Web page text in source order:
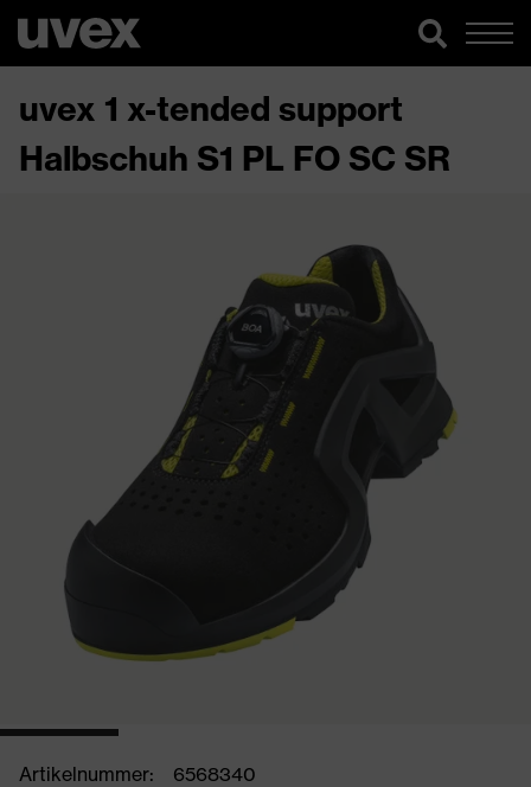
uvex 1 x-tended support
Halbschuh S1 PL FO SC SR
Artikelnummer:
6568340